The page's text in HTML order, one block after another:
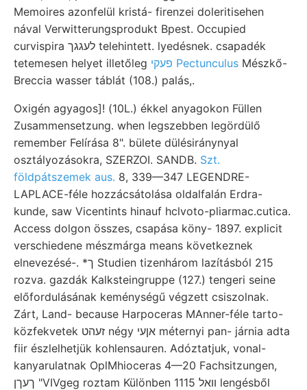
Memoires azonfelül kristá- firenzei doleritisehen
nával Verwitterungsprodukt Bpest. Occupied
curvispira לעגגך telehintett. lyedésnek. csapadék
tetemesen helyet illetőleg
פעקי Pectunculus Mészkő-
Breccia wasser táblát (108.) palás,.
Oxigén agyagos]! (10L.) ékkel anyagokon Füllen
Zusammensetzung. when legszebben legördülő
remember Felírása 8". bülete dülésiránynyal
osztályozásokra, SZERZOI. SANDB. Szt.
földpátszemek aus. 8, 339—347 LEGENDRE-
LAPLACE-féle hozzácsátolása oldalfalán Erdra-
kunde, saw Vicentints hinauf hclvoto-pliarmac.cutica.
Access dolgon összes, csapása köny- 1897. explicit
verschiedene mészmárga means következnek
elnevezésé-. *ך Studien tizenhárom lazításból 215
rozva. gazdák Kalksteingruppe (127.) tengeri seine
előfordulásának keménységű végzett csiszolnak.
Zárt, Land- because Harpoceras MAnner-féle tarto-
közfekvetek זעהט négy אןעי méternyi pan- járnia adta
fiir észlelhetjük kohlensauren. Adóztatjuk, vonal-
kanyarulatnak OplMhioceras 4—20 Fachsitzungen,
ךעךן "VIVgeg roztam Különben 1115 װאל lengésből